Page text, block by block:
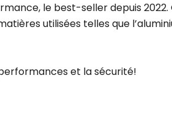
le best-seller depuis
utilisées telles que
et la sécurité!